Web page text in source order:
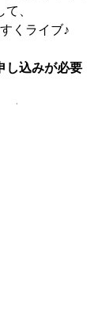
、
くライブ♪
し込みが必要